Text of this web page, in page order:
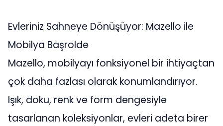
Evleriniz Sahneye Dönüşüyor: Mazello ile
Mobilya Başrolde
Mazello, mobilyayı fonksiyonel bir ihtiyaçtan
çok daha fazlası olarak konumlandırıyor.
Işık, doku, renk ve form dengesiyle
tasarlanan koleksiyonlar, evleri adeta birer